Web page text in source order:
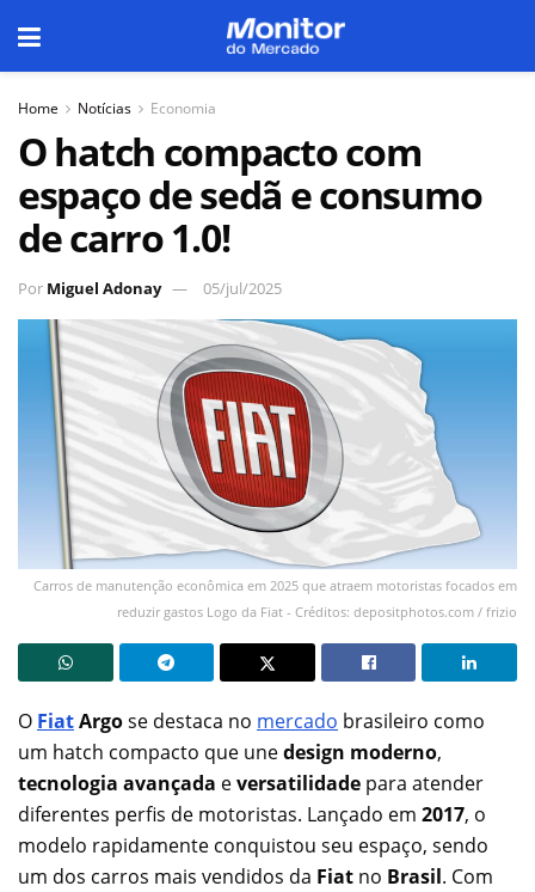
Home Notícias Economia
O hatch compacto com
espaço de sedã e consumo
de carro 1.0!
Por Miguel Adonay 05/jul/2025
Carros de manutenção econômica em 2025 que atraem motoristas focados em
reduzir gastos Logo da Fiat - Créditos: depositphotos.com / frizio
O FiatArgose destaca no mercado brasileiro como
um hatch compacto que unedesign moderno,
tecnologia avançada eversatilidade para atender
diferentes perfis de motoristas. Lançado em 2017, o
modelo rapidamente conquistou seu espaço, sendo
um dos carros mais vendidos da Fiat no Brasil. Com